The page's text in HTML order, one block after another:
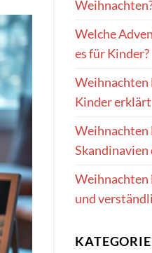
Welche
es für Kinder?
Weihnachten
Kinder erklärt
Weihnachten
Skandinavien
Weihnachten
und